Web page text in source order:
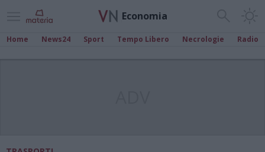
Economia
Home News24 Sport Tempo Libero Necrologie Radio